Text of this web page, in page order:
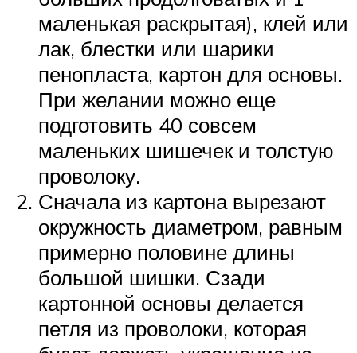
маленькая раскрытая), клей или
лак, блестки или шарики
пенопласта, картон для основы.
При желании можно еще
подготовить 40 совсем
маленьких шишечек и толстую
проволоку.
Сначала из картона вырезают
окружность диаметром, равным
примерно половине длины
большой шишки. Сзади
картонной основы делается
петля из проволоки, которая